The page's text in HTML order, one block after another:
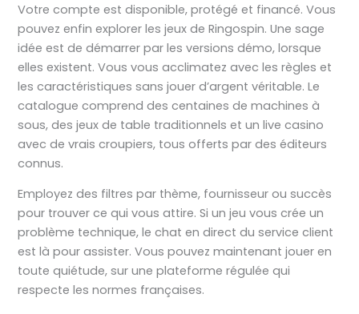
Votre compte est disponible, protégé et financé. Vous
pouvez enfin explorer les jeux de Ringospin. Une sage
idée est de démarrer par les versions démo, lorsque
elles existent. Vous vous acclimatez avec les règles et
les caractéristiques sans jouer d’argent véritable. Le
catalogue comprend des centaines de machines à
sous, des jeux de table traditionnels et un live casino
avec de vrais croupiers, tous offerts par des éditeurs
connus.
Employez des filtres par thème, fournisseur ou succès
pour trouver ce qui vous attire. Si un jeu vous crée un
problème technique, le chat en direct du service client
est là pour assister. Vous pouvez maintenant jouer en
toute quiétude, sur une plateforme régulée qui
respecte les normes françaises.